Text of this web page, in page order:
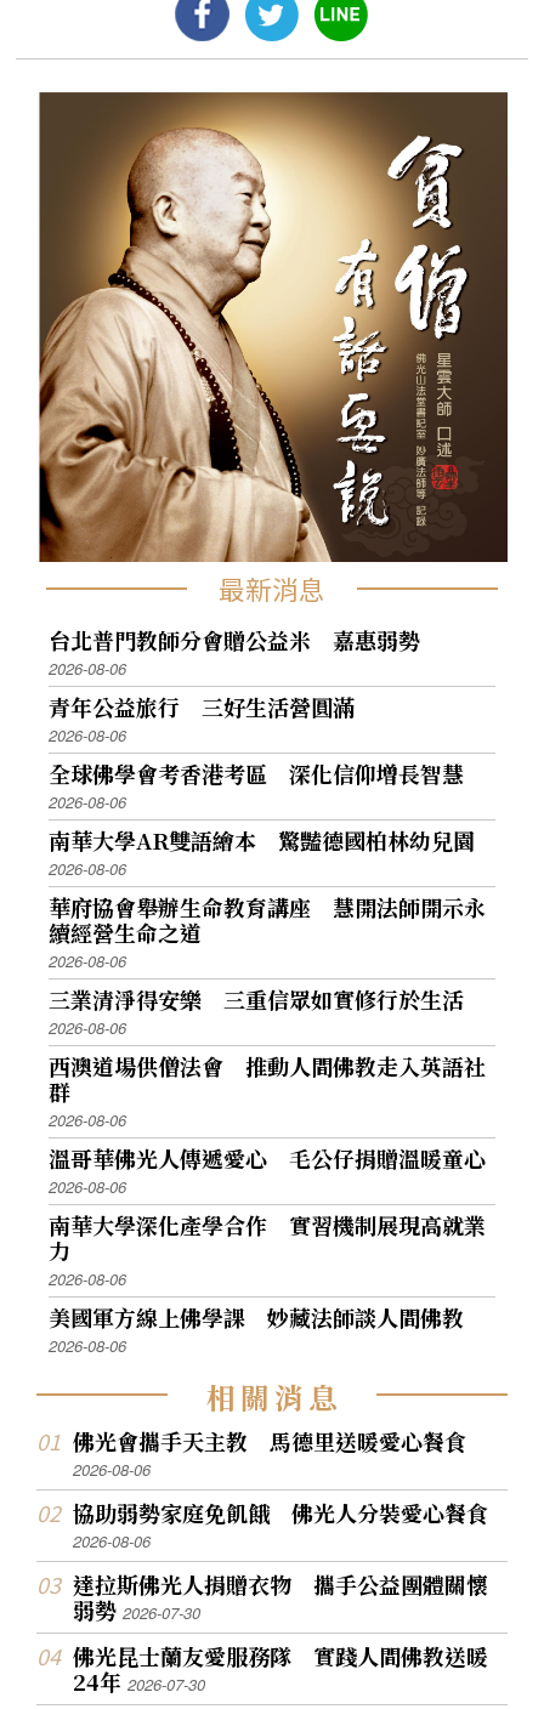
最新消息
台北普門教師分會贈公益米 嘉惠弱勢
2026-08-06
青年公益旅行 三好生活營圓滿
2026-08-06
全球佛學會考香港考區 深化信仰增長智慧
2026-08-06
南華大學AR雙語繪本 驚豔德國柏林幼兒園
2026-08-06
華府協會舉辦生命教育講座 慧開法師開示永
續經營生命之道
2026-08-06
三業清淨得安樂 三重信眾如實修行於生活
2026-08-06
西澳道場供僧法會 推動人間佛教走入英語社
群
2026-08-06
溫哥華佛光人傳遞愛心 毛公仔捐贈溫暖童心
2026-08-06
南華大學深化產學合作 實習機制展現高就業
力
2026-08-06
美國軍方線上佛學課 妙藏法師談人間佛教
2026-08-06
相關消息
佛光會攜手天主教 馬德里送暖愛心餐食
2026-08-06
協助弱勢家庭免飢餓 佛光人分裝愛心餐食
2026-08-06
達拉斯佛光人捐贈衣物 攜手公益團體關懷
弱勢2026-07-30
佛光昆士蘭友愛服務隊 實踐人間佛教送暖
24年2026-07-30